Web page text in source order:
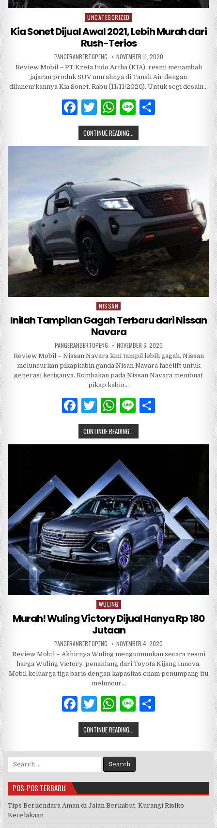
Posted
in
UNCATEGORIZED
Kia Sonet Dijual Awal 2021, Lebih Murah dari
Rush-Terios
PANGERANBERTOPENG NOVEMBER 11, 2020
Review Mobil – PT Kreta Indo Artha (KIA), resmi menambah
jajaran produk SUV murahnya di Tanah Air dengan
diluncurkannya Kia Sonet, Rabu (11/11/2020). Untuk segi desain…
F
a
c
o
o
k
T
w
it
r
W
h
at
s
p
p
Li
n
CONTINUE READING...
Posted
NISSAN
Inilah Tampilan Gagah Terbaru dari Nissan
Navara
PANGERANBERTOPENG NOVEMBER 6, 2020
Review Mobil – Nissan Navara kini tampil lebih gagah. Nissan
meluncurkan pikapkabin ganda Nisan Navara facelift untuk
generasi ketiganya. Rombakan pada Nissan Navara membuat
pikap kabin…
F
a
c
o
k
T
w
it
r
W
h
at
A
p
p
Li
n
CONTINUE READING...
Posted
in
WULING
Murah! Wuling Victory Dijual Hanya Rp 180
Jutaan
PANGERANBERTOPENG NOVEMBER 4, 2020
Review Mobil – Akhirnya Wuling mengumumkan secara resmi
harga Wuling Victory, penantang dari Toyota Kijang Innova.
Mobil keluarga tiga baris dengan kapasitas enam penumpang itu
meluncur…
F
a
c
e
o
o
k
T
w
it
te
r
W
h
at
s
A
p
p
Li
n
e
CONTINUE READING...
Search
for:
POS-POS TERBARU
Tips Berkendara Aman di Jalan Berkabut, Kurangi Risiko
Kecelakaan